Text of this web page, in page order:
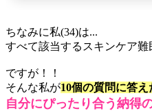
ちなみに私(34)は...
すべて該当するスキンケア難
ですが！！
そんな私が10個の質問に答え
自分にぴったり合う納得